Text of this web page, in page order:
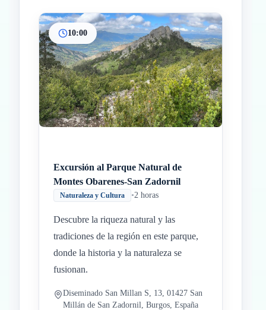
InicioParadas intermedias
Final
10:00
Excursión al Parque Natural de
Montes Obarenes-San Zadornil
Naturaleza y Cultura •2 horas
Descubre la riqueza natural y las
tradiciones de la región en este parque,
donde la historia y la naturaleza se
fusionan.
Diseminado San Millan S, 13, 01427 San
Millán de San Zadornil, Burgos, España